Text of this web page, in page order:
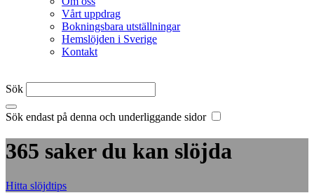
Vårt uppdrag
Bokningsbara utställningar
Hemslöjden i Sverige
Kontakt
Sök
Sök endast på denna och underliggande sidor
365 saker du kan slöjda
Hitta slöjdtips